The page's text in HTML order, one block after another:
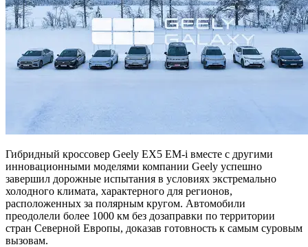
Гибридный кроссовер Geely EX5 EM-i вместе с другими
инновационными моделями компании Geely успешно
завершил дорожные испытания в условиях экстремально
холодного климата, характерного для регионов,
расположенных за полярным кругом. Автомобили
преодолели более 1000 км без дозаправки по территории
стран Северной Европы, доказав готовность к самым суровым
вызовам.